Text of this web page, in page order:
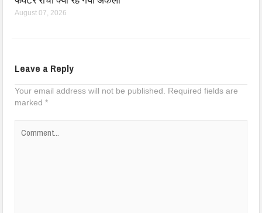
August 07, 2026
Leave a Reply
Your email address will not be published. Required fields are
marked*